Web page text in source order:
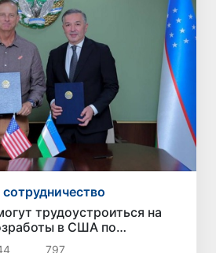
трудоустроиться на
в США по
797